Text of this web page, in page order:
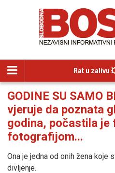
Rat u zalivu
GODINE SU SAMO
vjeruje da poznata
godina, počastila je
fotografijom...
Ona je jedna od onih žena koje
divljenje.